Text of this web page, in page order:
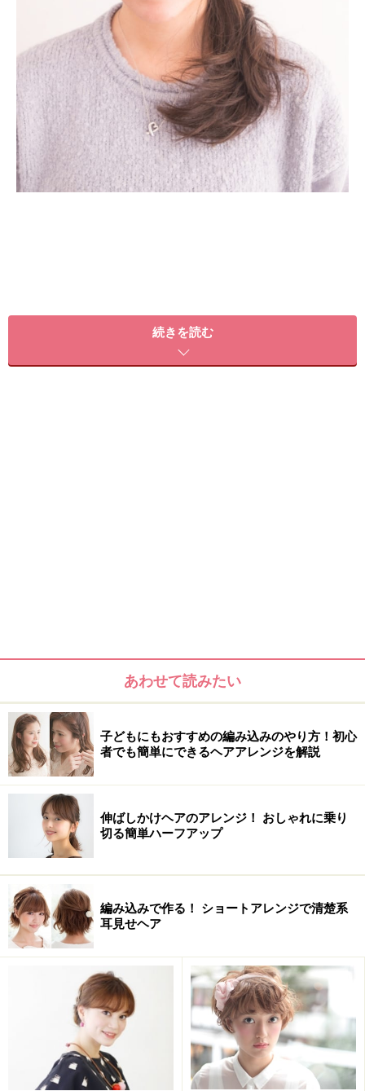
ローレイヤーロング
似合うスタイル
続きを読む
あわせて読みたい
子どもにもおすすめの編み込みのやり方！初心
者でも簡単にできるヘアアレンジを解説
伸ばしかけヘアのアレンジ！ おしゃれに乗り
切る簡単ハーフアップ
編み込みで作る！ ショートアレンジで清楚系
耳見せヘア